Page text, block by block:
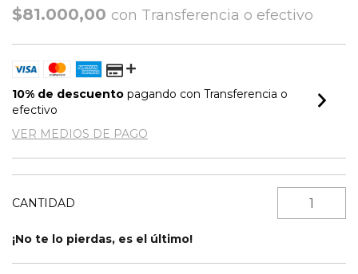
$81.000,00 con Transferencia o efectivo
10% de descuento pagando con Transferencia o
efectivo
VER MEDIOS DE PAGO
CANTIDAD
¡No te lo pierdas, es el último!